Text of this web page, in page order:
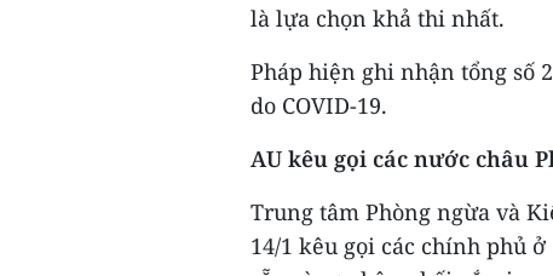
là lựa chọn khả thi nhất.
Pháp hiện ghi nhận tổng số
do COVID-19.
AU kêu gọi các nước châu
Trung tâm Phòng ngừa và
14/1 kêu gọi các chính phủ